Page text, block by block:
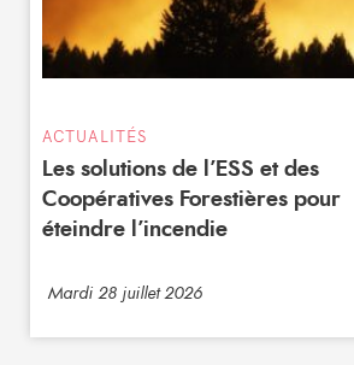
ACTUALITÉS
Les solutions de l’ESS et des
Coopératives Forestières pour
éteindre l’incendie
Mardi 28 juillet 2026